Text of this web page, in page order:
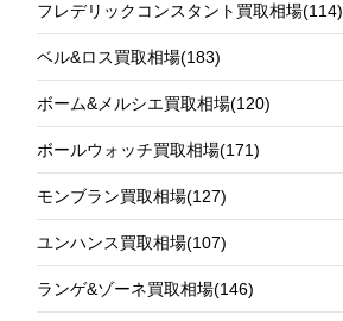
フレデリックコンスタント買取相場(114)
ベル&ロス買取相場(183)
ボーム&メルシエ買取相場(120)
ボールウォッチ買取相場(171)
モンブラン買取相場(127)
ユンハンス買取相場(107)
ランゲ&ゾーネ買取相場(146)